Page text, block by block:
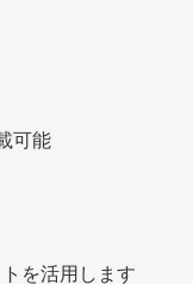
可能
を活用します